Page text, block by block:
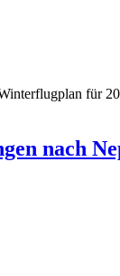
für
nach